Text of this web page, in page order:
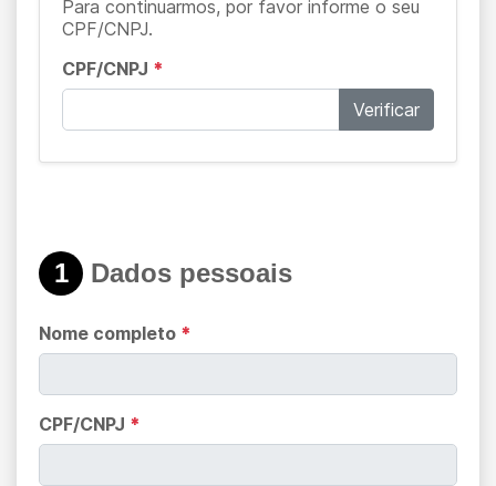
Para continuarmos, por favor informe o seu
CPF/CNPJ.
CPF/CNPJ *
Verificar
1 Dados pessoais
Nome completo *
CPF/CNPJ *